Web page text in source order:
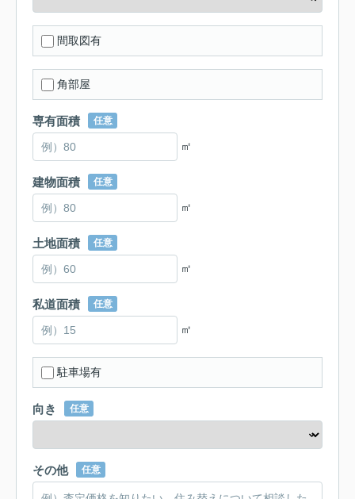
間取図有
角部屋
専有面積 任意
㎡
建物面積 任意
㎡
土地面積 任意
㎡
私道面積 任意
㎡
駐車場有
向き 任意
その他 任意